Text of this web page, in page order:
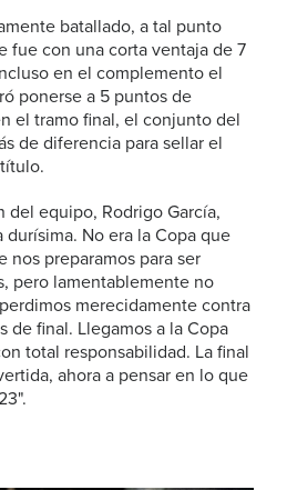
batallado, a tal punto
fue con una corta ventaja de 7
en el complemento el
ponerse a 5 puntos de
el tramo final, el conjunto del
de diferencia para sellar el
del equipo, Rodrigo García,
No era la Copa que
nos preparamos para ser
pero lamentablemente no
merecidamente contra
de final. Llegamos a la Copa
total responsabilidad. La final
ahora a pensar en lo que